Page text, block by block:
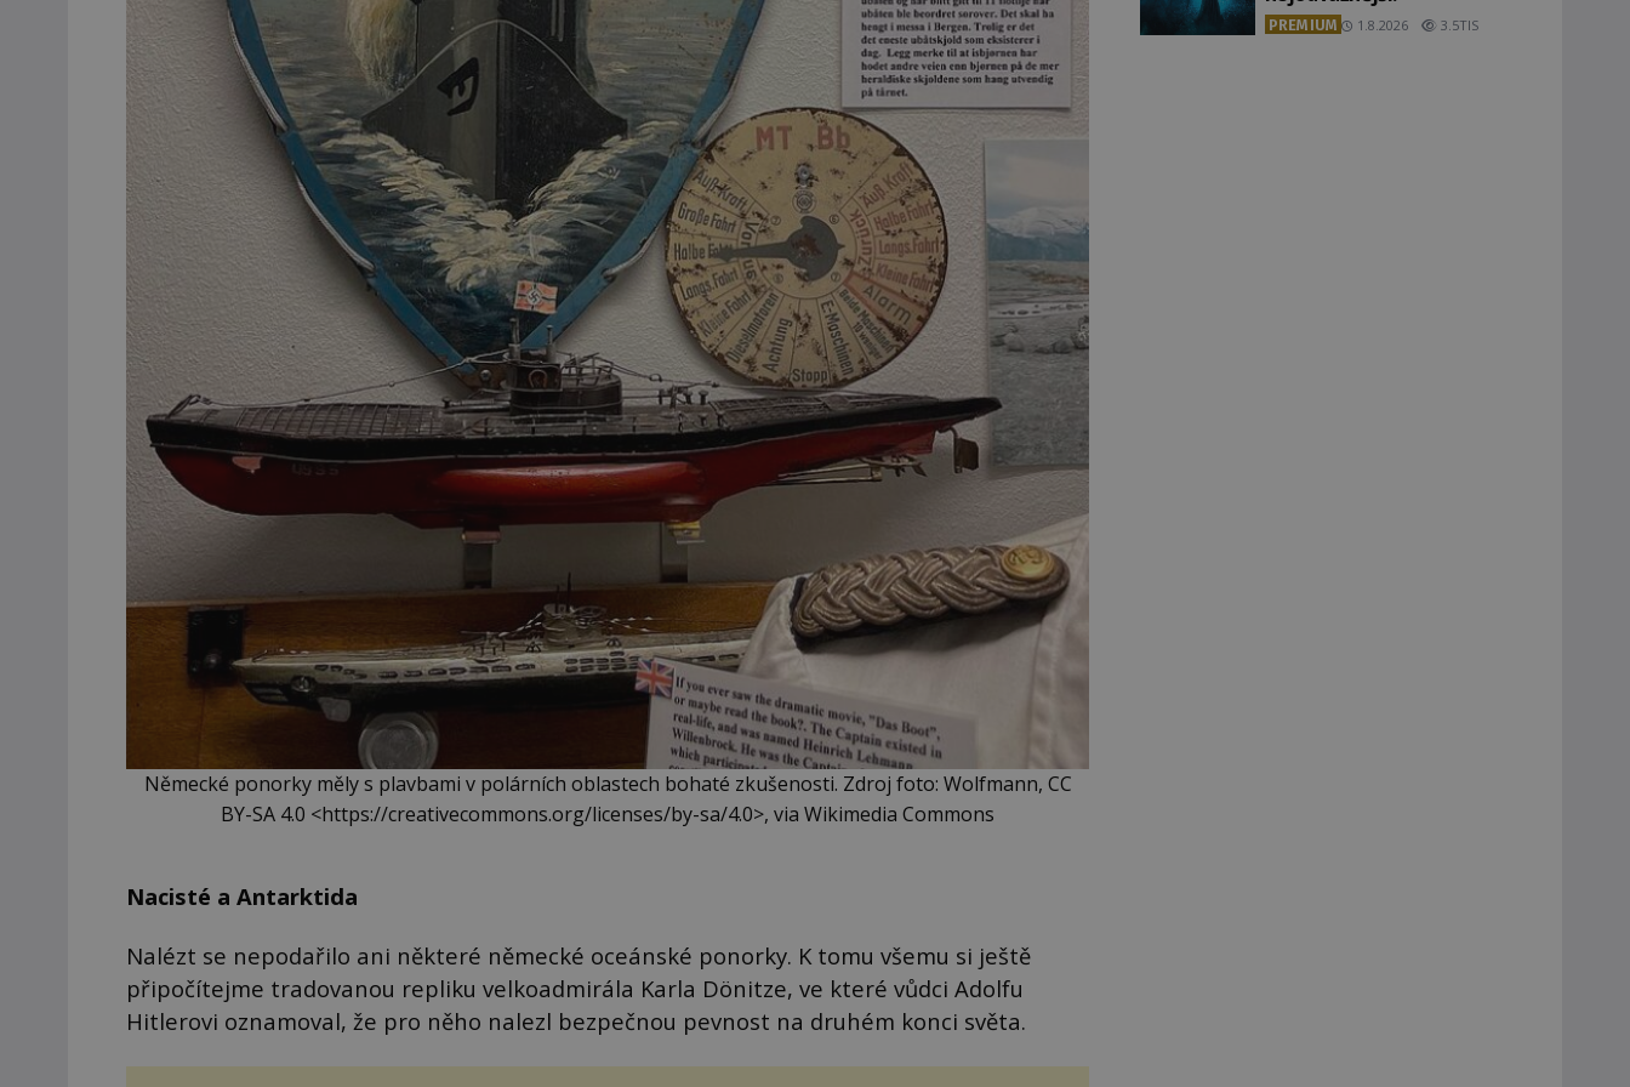
Německé ponorky měly s plavbami v polárních oblastech bohaté zkušenosti. Zdroj foto: Wolfmann, CC
BY-SA 4.0 <https://creativecommons.org/licenses/by-sa/4.0>, via Wikimedia Commons
Nacisté a Antarktida
Nalézt se nepodařilo ani některé německé oceánské ponorky. K tomu všemu si ještě
připočítejme tradovanou repliku velkoadmirála Karla Dönitze, ve které vůdci Adolfu
Hitlerovi oznamoval, že pro něho nalezl bezpečnou pevnost na druhém konci světa.
PREMIUM 1.8.2026 3.5TIS